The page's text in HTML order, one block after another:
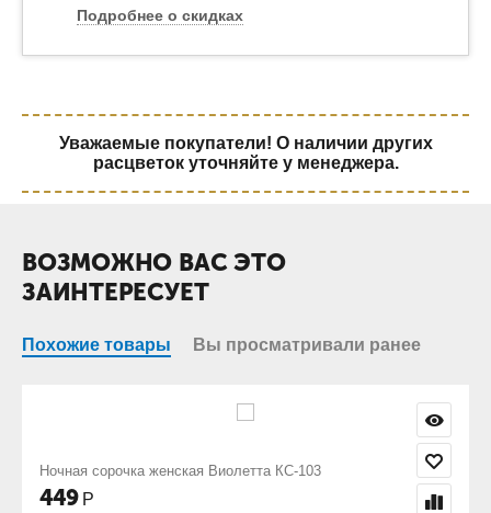
Подробнее о скидках
Уважаемые покупатели! О наличии других
расцветок уточняйте у менеджера.
ВОЗМОЖНО ВАС ЭТО
ЗАИНТЕРЕСУЕТ
Похожие товары Вы просматривали ранее
КС-103 Ночная сорочка женская Ночь